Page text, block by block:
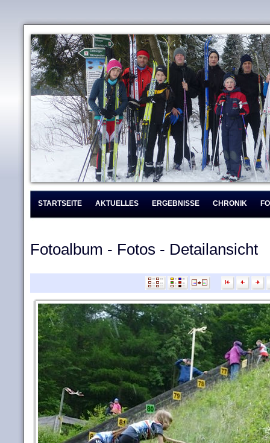
STARTSEITE AKTUELLES ERGEBNISSE CHRONIK
Fotoalbum - Fotos - Detailansicht